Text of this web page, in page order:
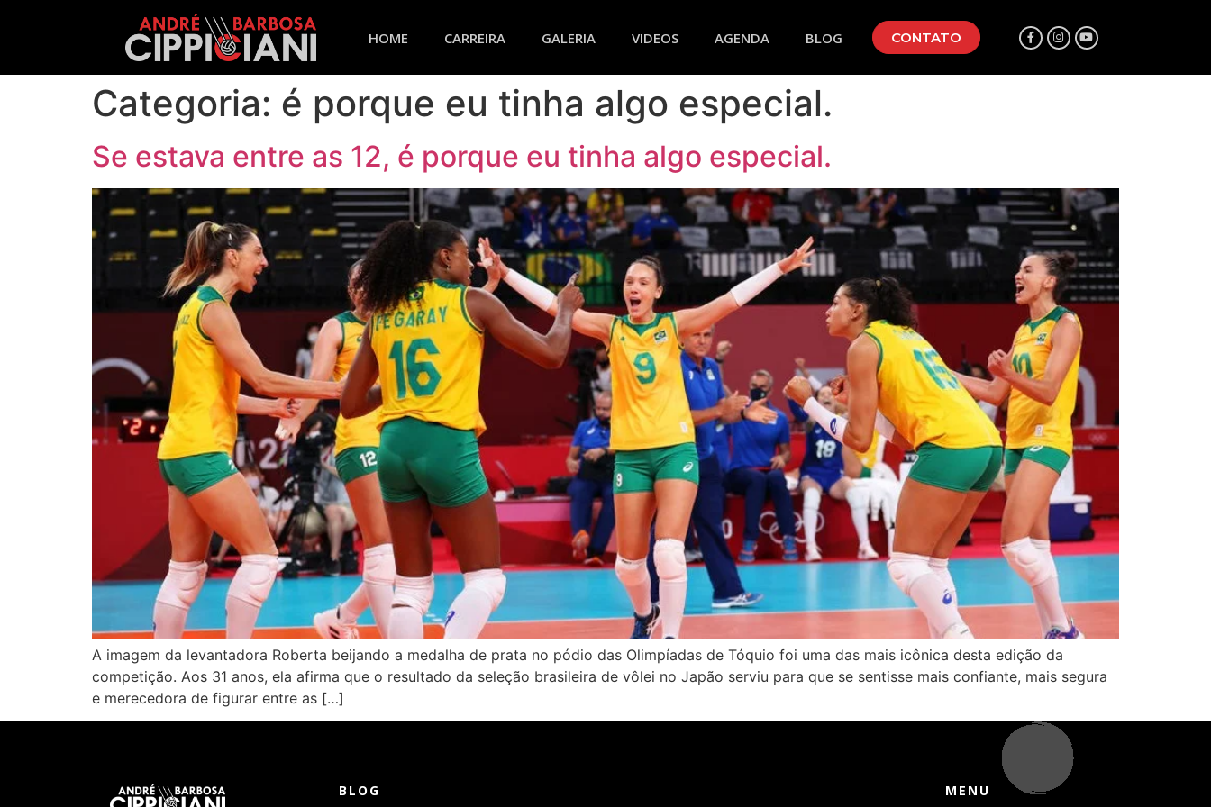
HOME CARREIRA GALERIA VIDEOS AGENDA BLOG CONTATO
Categoria: é porque eu tinha algo especial.
Se estava entre as 12, é porque eu tinha algo especial.
A imagem da levantadora Roberta beijando a medalha de prata no pódio das Olimpíadas de Tóquio foi uma das mais icônica desta edição da
competição. Aos 31 anos, ela afirma que o resultado da seleção brasileira de vôlei no Japão serviu para que se sentisse mais confiante, mais segura
e merecedora de figurar entre as […]
BLOG MENU